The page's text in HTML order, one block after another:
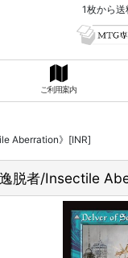
1枚から
ご利用案内
Aberration》[INR]
脱者/Insectile